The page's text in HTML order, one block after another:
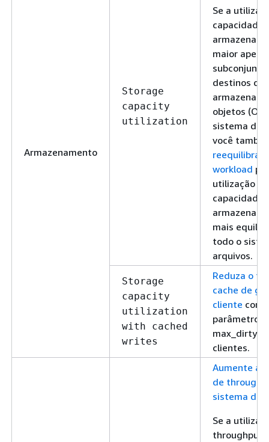
Armazenamento
Storage
capacity
utilization
Se a
capacidade
maior
subconjunto
destinos de
objetos
sistema de
você
reequilibrar
workload
utilização da
capacidade
mais
todo o
arquivos.
Storage
capacity
utilization
with cached
writes
Reduza o
cache de
cliente
parâmetro
clientes.
Aumente a
de
sistema de
Se a
throughput